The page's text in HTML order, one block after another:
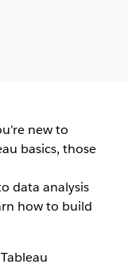
new to
basics, those
data analysis
how to build